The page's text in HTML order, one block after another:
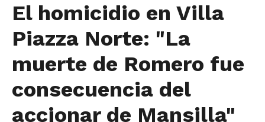
El homicidio en Villa
Piazza Norte: "La
muerte de Romero fue
consecuencia del
accionar de Mansilla"